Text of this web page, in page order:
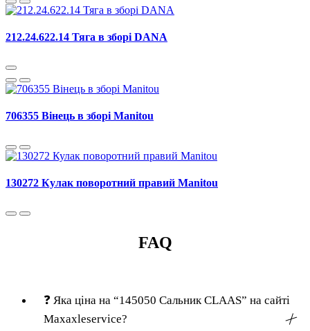
212.24.622.14 Тяга в зборі DANA
706355 Вінець в зборі Manitou
130272 Кулак поворотний правий Manitou
FAQ
❓ Яка ціна на “145050 Сальник CLAAS” на сайті
Maxaxleservice?
╳